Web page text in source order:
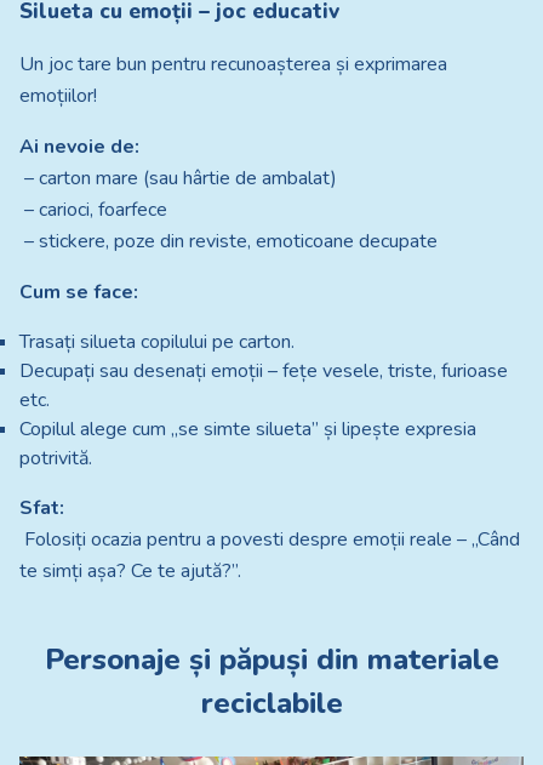
Silueta cu emoții – joc educativ
Un joc tare bun pentru recunoașterea și exprimarea
emoțiilor!
Ai nevoie de:
– carton mare (sau hârtie de ambalat)
– carioci, foarfece
– stickere, poze din reviste, emoticoane decupate
Cum se face:
Trasați silueta copilului pe carton.
Decupați sau desenați emoții – fețe vesele, triste, furioase
etc.
Copilul alege cum „se simte silueta” și lipește expresia
potrivită.
Sfat:
Folosiți ocazia pentru a povesti despre emoții reale – „Când
te simți așa? Ce te ajută?”.
Personaje și păpuși din materiale
reciclabile